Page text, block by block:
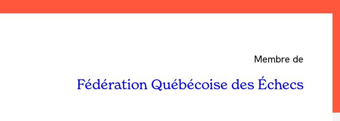
Membre de
Fédération Québécoise des Échecs